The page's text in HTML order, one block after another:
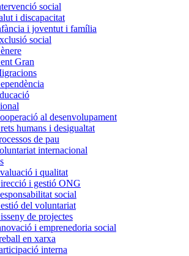
social
i discapacitat
i joventut i família
social
Gran
al desenvolupament
humans i desigualtat
de pau
internacional
i qualitat
i gestió ONG
social
del voluntariat
de projectes
i emprenedoria social
en xarxa
interna